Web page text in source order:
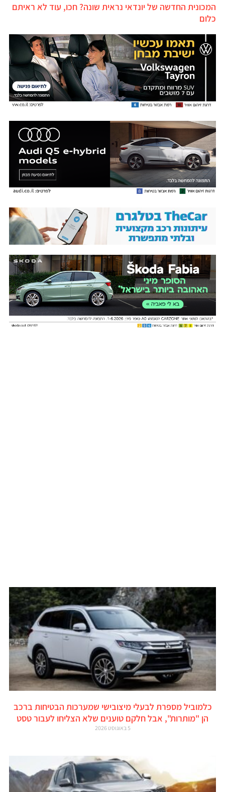
המכונית החדשה של יונדאי נראית שונה? חכו, עוד לא ראיתם
כלום
כלמוביל מספרת לבעלי מיצובישי שמערכות הבטיחות ברכב
הן "מותרות", אבל חלקם טוענים שלא הצליחו לעבור טסט
5 באוגוסט 2026